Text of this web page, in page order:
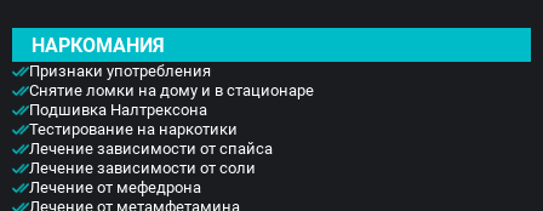
НАРКОМАНИЯ
Признаки употребления
Снятие ломки на дому и в стационаре
Подшивка Налтрексона
Тестирование на наркотики
Лечение зависимости от спайса
Лечение зависимости от соли
Лечение от мефедрона
Лечение от метамфетамина